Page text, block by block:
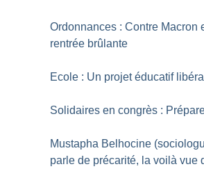
Ordonnances : Contre Macron
rentrée brûlante
Ecole : Un projet éducatif
Solidaires en congrès :
Mustapha Belhocine
parle de précarité, la voilà vue